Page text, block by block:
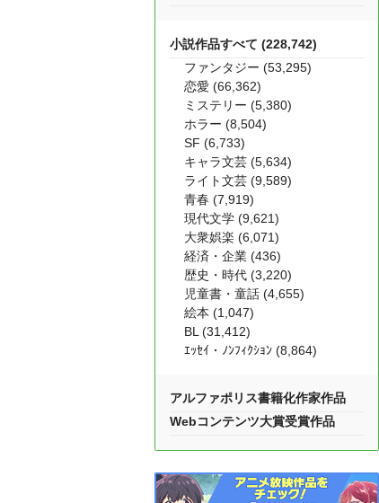
小説作品すべて (228,742)
ファンタジー (53,295)
恋愛 (66,362)
ミステリー (5,380)
ホラー (8,504)
SF (6,733)
キャラ文芸 (5,634)
ライト文芸 (9,589)
青春 (7,919)
現代文学 (9,621)
大衆娯楽 (6,071)
経済・企業 (436)
歴史・時代 (3,220)
児童書・童話 (4,655)
絵本 (1,047)
BL (31,412)
ｴｯｾｲ・ﾉﾝﾌｨｸｼｮﾝ (8,864)
アルファポリス書籍化作家作品
Webコンテンツ大賞受賞作品